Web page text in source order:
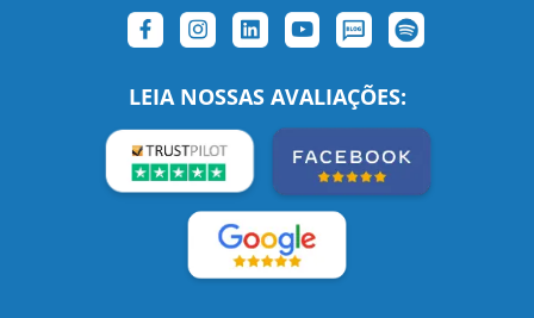
SIGA-NOS:
LEIA NOSSAS AVALIAÇÕES: